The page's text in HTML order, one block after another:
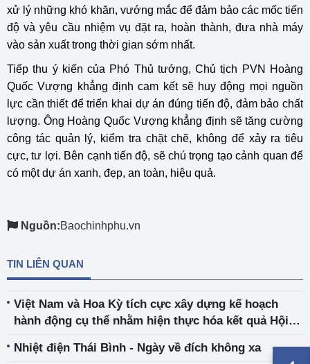
xử lý những khó khăn, vướng mắc để đảm bảo các mốc tiến
độ và yêu cầu nhiệm vụ đặt ra, hoàn thành, đưa nhà máy
vào sản xuất trong thời gian sớm nhất.
Tiếp thu ý kiến của Phó Thủ tướng, Chủ tịch PVN Hoàng
Quốc Vượng khẳng định cam kết sẽ huy động mọi nguồn
lực cần thiết để triển khai dự án đúng tiến độ, đảm bảo chất
lượng. Ông Hoàng Quốc Vượng khẳng định sẽ tăng cường
công tác quản lý, kiểm tra chặt chẽ, không để xảy ra tiêu
cực, tư lợi. Bên cạnh tiến độ, sẽ chú trọng tạo cảnh quan để
có một dự án xanh, đẹp, an toàn, hiệu quả.
Nguồn:Baochinhphu.vn
TIN LIÊN QUAN
Việt Nam và Hoa Kỳ tích cực xây dựng kế hoạch
hành động cụ thể nhằm hiện thực hóa kết quả Hội
Nhiệt điện Thái Bình - Ngày về đích không xa